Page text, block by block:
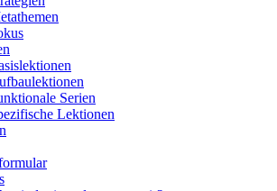
Serien
Lektionen